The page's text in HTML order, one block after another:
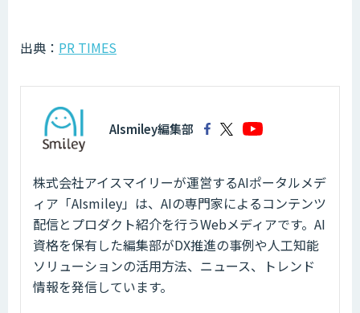
出典： PR TIMES
AIsmiley編集部
株式会社アイスマイリーが運営するAIポータルメデ
ィア「AIsmiley」は、AIの専門家によるコンテンツ
配信とプロダクト紹介を行うWebメディアです。AI
資格を保有した編集部がDX推進の事例や人工知能
ソリューションの活用方法、ニュース、トレンド
情報を発信しています。